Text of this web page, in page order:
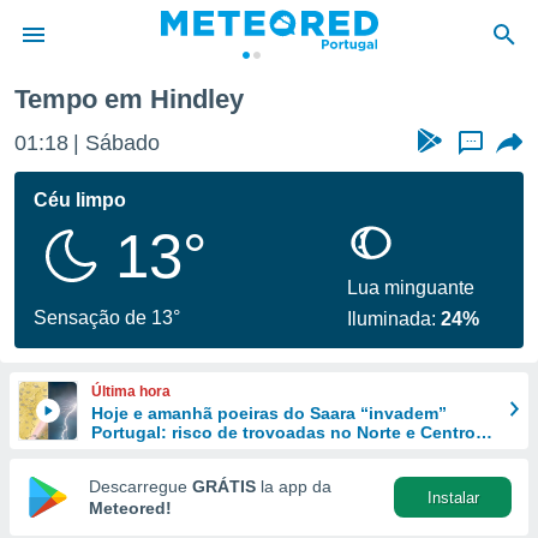
da
foi
fornecidas
a este
das
e
forma
digital
Tempo em Hindley
01:18 Sábado ...
Céu limpo
13°
Sensação de 13°
Lua minguante
Iluminada:24%
Última hora
Hoje e amanhã poeiras do Saara “invadem”
Portugal: risco de trovoadas no Norte e Centro
Descarregue GRÁTIS la app da
Meteored!
Instalar